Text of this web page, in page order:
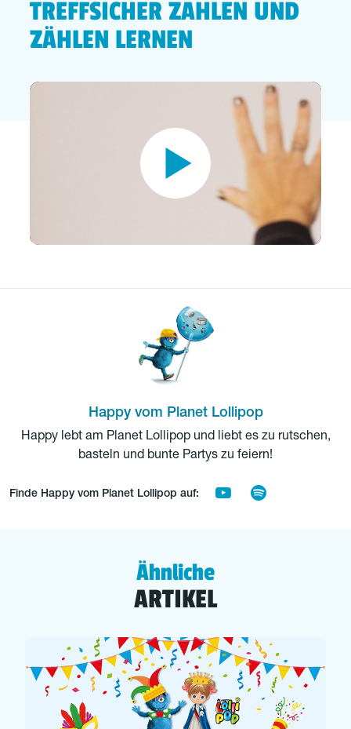
TREFFSICHER ZAHLEN UND
ZÄHLEN LERNEN
Happy vom Planet Lollipop
Happy lebt am Planet Lollipop und liebt es zu rutschen,
basteln und bunte Partys zu feiern!
Finde Happy vom Planet Lollipop auf:
Ähnliche
ARTIKEL